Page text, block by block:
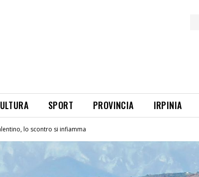
SPORT PROVINCIA IRPINIA
lo scontro si infiamma